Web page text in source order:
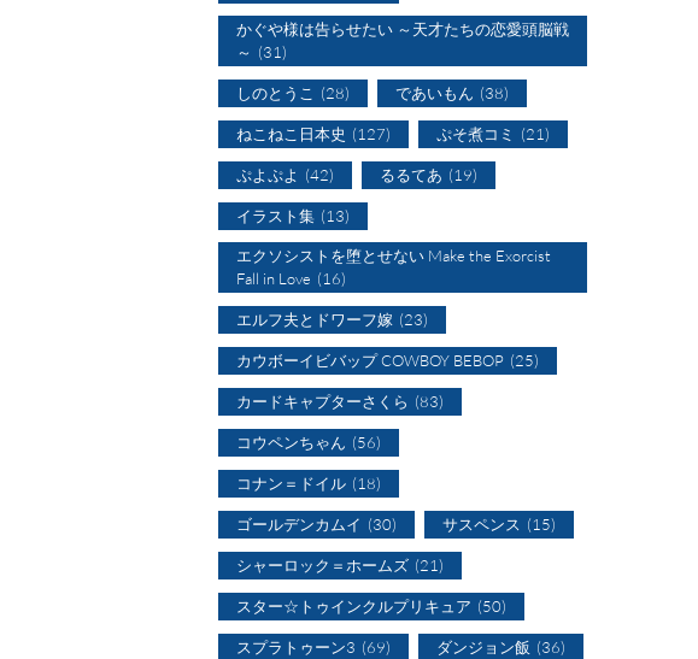
かぐや様は告らせたい ～天才たちの恋愛頭脳戦
～ (31)
しのとうこ (28) であいもん (38)
ねこねこ日本史 (127) ぷそ煮コミ (21)
ぷよぷよ (42) るるてあ (19)
イラスト集 (13)
エクソシストを堕とせない Make the Exorcist
Fall in Love (16)
エルフ夫とドワーフ嫁 (23)
カウボーイビバップ COWBOY BEBOP (25)
カードキャプターさくら (83)
コウペンちゃん (56)
コナン＝ドイル (18)
ゴールデンカムイ (30) サスペンス (15)
シャーロック＝ホームズ (21)
スター☆トゥインクルプリキュア (50)
スプラトゥーン3 (69) ダンジョン飯 (36)